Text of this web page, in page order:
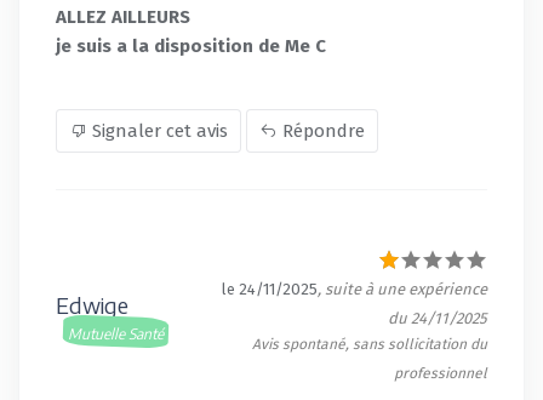
ALLEZ AILLEURS
je suis a la disposition de Me C
Signaler cet avis Répondre
Edwige
Mutuelle Santé
le 24/11/2025, suite à une expérience
du 24/11/2025
Avis spontané, sans sollicitation du
professionnel